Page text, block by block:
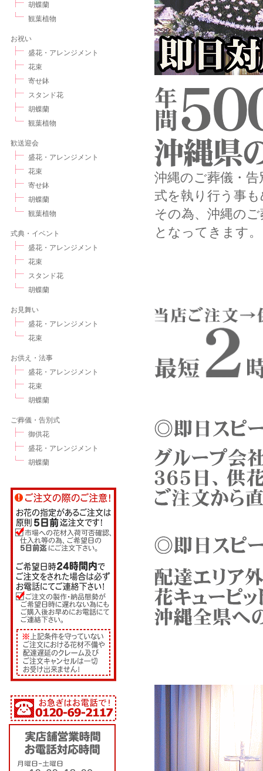
胡蝶蘭
観葉植物
お祝い
盛花・アレンジメント
花束
寄せ鉢
スタンド花
胡蝶蘭
観葉植物
歓送迎会
盛花・アレンジメント
花束
寄せ鉢
胡蝶蘭
観葉植物
式典・イベント
盛花・アレンジメント
花束
スタンド花
胡蝶蘭
お見舞い
盛花・アレンジメント
花束
お供え・法事
盛花・アレンジメント
花束
胡蝶蘭
ご葬儀・告別式
御供花
盛花・アレンジメント
胡蝶蘭
沖縄のご葬儀・
式を執り行う事
その為、沖縄の
となってきます。